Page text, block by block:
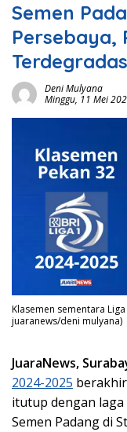
Semen
Persebaya,
Deni Mulyana
Minggu, 11 Mei
Klasemen sementara
juaranews/deni mulyana)
JuaraNews,
2024-2025
itutup dengan laga
Semen Padang di